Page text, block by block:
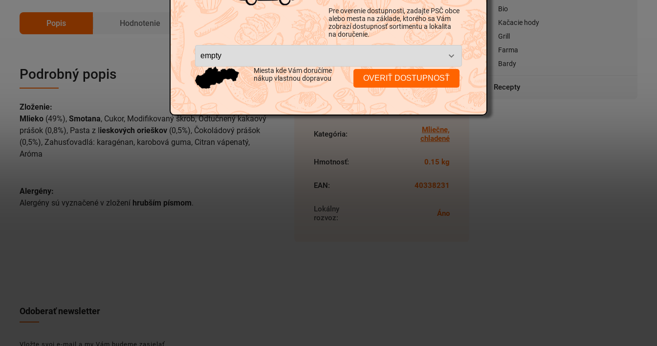
Bio
Kačacie hody
Grill
Farma
Bardy
Recepty
Popis Hodnotenie Diskusia
Podrobný popis
Zloženie:
Mlieko (49%), Smotana, Cukor, Modifikovaný škrob, Odtučnený kakaový
prášok (0,8%), Pasta z lieskových orieškov (0,5%), Čokoládový prášok
(0,5%), Zahusťovadlá: karagénan, karobová guma, Citran vápenatý,
Aróma
Alergény:
Alergény sú vyznačené v zložení hrubším písmom.
Dodatočné parametre
Kategória:
Mliečne,
chladené
Hmotnosť: 0.15 kg
EAN: 40338231
Lokálny
rozvoz: Áno
Odoberať newsletter
Vložte svoj e-mail a my Vám budeme zasielať
Pre overenie dostupnosti, zadajte PSČ obce
alebo mesta na základe, ktorého sa Vám
zobrazí dostupnosť sortimentu a lokalita
na doručenie.
Miesta kde Vám doručíme
nákup vlastnou dopravou
OVERIŤ DOSTUPNOSŤ